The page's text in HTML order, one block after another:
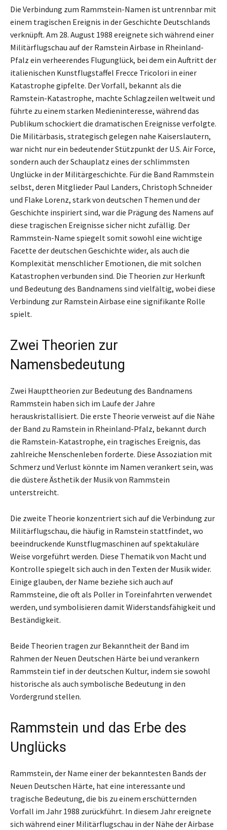
Die Verbindung zum Rammstein-Namen ist untrennbar mit
einem tragischen Ereignis in der Geschichte Deutschlands
verknüpft. Am 28. August 1988 ereignete sich während einer
Militärflugschau auf der Ramstein Airbase in Rheinland-
Pfalz ein verheerendes Flugunglück, bei dem ein Auftritt der
italienischen Kunstflugstaffel Frecce Tricolori in einer
Katastrophe gipfelte. Der Vorfall, bekannt als die
Ramstein-Katastrophe, machte Schlagzeilen weltweit und
führte zu einem starken Medieninteresse, während das
Publikum schockiert die dramatischen Ereignisse verfolgte.
Die Militärbasis, strategisch gelegen nahe Kaiserslautern,
war nicht nur ein bedeutender Stützpunkt der U.S. Air Force,
sondern auch der Schauplatz eines der schlimmsten
Unglücke in der Militärgeschichte. Für die Band Rammstein
selbst, deren Mitglieder Paul Landers, Christoph Schneider
und Flake Lorenz, stark von deutschen Themen und der
Geschichte inspiriert sind, war die Prägung des Namens auf
diese tragischen Ereignisse sicher nicht zufällig. Der
Rammstein-Name spiegelt somit sowohl eine wichtige
Facette der deutschen Geschichte wider, als auch die
Komplexität menschlicher Emotionen, die mit solchen
Katastrophen verbunden sind. Die Theorien zur Herkunft
und Bedeutung des Bandnamens sind vielfältig, wobei diese
Verbindung zur Ramstein Airbase eine signifikante Rolle
spielt.
Zwei Theorien zur
Namensbedeutung
Zwei Haupttheorien zur Bedeutung des Bandnamens
Rammstein haben sich im Laufe der Jahre
herauskristallisiert. Die erste Theorie verweist auf die Nähe
der Band zu Ramstein in Rheinland-Pfalz, bekannt durch
die Ramstein-Katastrophe, ein tragisches Ereignis, das
zahlreiche Menschenleben forderte. Diese Assoziation mit
Schmerz und Verlust könnte im Namen verankert sein, was
die düstere Ästhetik der Musik von Rammstein
unterstreicht.
Die zweite Theorie konzentriert sich auf die Verbindung zur
Militärflugschau, die häufig in Ramstein stattfindet, wo
beeindruckende Kunstflugmaschinen auf spektakuläre
Weise vorgeführt werden. Diese Thematik von Macht und
Kontrolle spiegelt sich auch in den Texten der Musik wider.
Einige glauben, der Name beziehe sich auch auf
Rammsteine, die oft als Poller in Toreinfahrten verwendet
werden, und symbolisieren damit Widerstandsfähigkeit und
Beständigkeit.
Beide Theorien tragen zur Bekanntheit der Band im
Rahmen der Neuen Deutschen Härte bei und verankern
Rammstein tief in der deutschen Kultur, indem sie sowohl
historische als auch symbolische Bedeutung in den
Vordergrund stellen.
Rammstein und das Erbe des
Unglücks
Rammstein, der Name einer der bekanntesten Bands der
Neuen Deutschen Härte, hat eine interessante und
tragische Bedeutung, die bis zu einem erschütternden
Vorfall im Jahr 1988 zurückführt. In diesem Jahr ereignete
sich während einer Militärflugschau in der Nähe der Airbase